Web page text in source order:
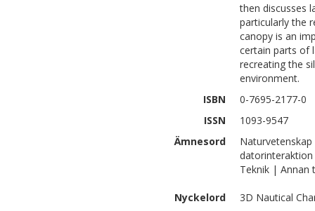
then discusses
particularly the
canopy is an
certain parts of
recreating the
environment.
ISBN
0-7695-2177-0
ISSN
1093-9547
Ämnesord
Teknik | Annan
Nyckelord
3D Nautical